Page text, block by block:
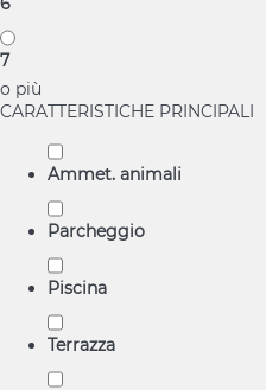
7
o più
CARATTERISTICHE PRINCIPALI
Ammet. animali
Parcheggio
Piscina
Terrazza